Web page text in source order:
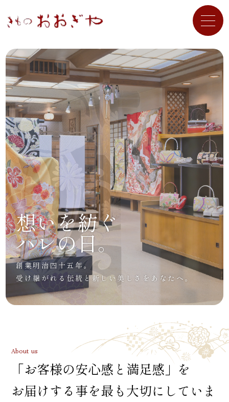
想いを紡ぐ
ハレの日。
創業明治四十五年。
受け継がれる伝統と新しい美しさをあなたへ。
About us
「お客様の安心感と満足感」を
お届けする事を最も大切にしていま